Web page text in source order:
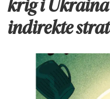
krig i
indirekte